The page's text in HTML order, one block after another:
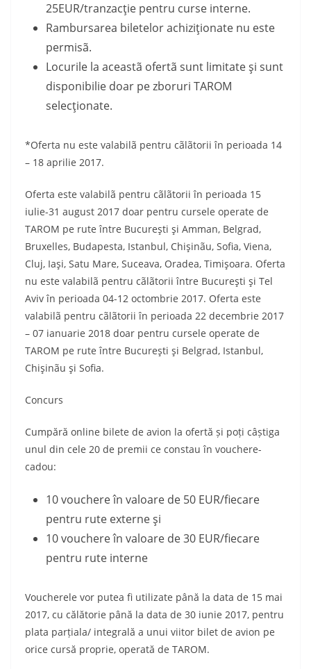
25EUR/tranzacţie pentru curse interne.
Rambursarea biletelor achiziţionate nu este
permisã.
Locurile la aceastã ofertã sunt limitate şi sunt
disponibilie doar pe zboruri TAROM
selecţionate.
*Oferta nu este valabilã pentru cãlãtorii în perioada 14
– 18 aprilie 2017.
Oferta este valabilã pentru cãlãtorii în perioada 15
iulie-31 august 2017 doar pentru cursele operate de
TAROM pe rute între Bucureşti şi Amman, Belgrad,
Bruxelles, Budapesta, Istanbul, Chişinãu, Sofia, Viena,
Cluj, Iaşi, Satu Mare, Suceava, Oradea, Timişoara. Oferta
nu este valabilã pentru cãlãtorii între Bucureşti şi Tel
Aviv în perioada 04-12 octombrie 2017. Oferta este
valabilã pentru cãlãtorii în perioada 22 decembrie 2017
– 07 ianuarie 2018 doar pentru cursele operate de
TAROM pe rute între Bucureşti şi Belgrad, Istanbul,
Chişinãu şi Sofia.
Concurs
Cumpără online bilete de avion la ofertă și poți câștiga
unul din cele 20 de premii ce constau în vouchere-
cadou:
10 vouchere în valoare de 50 EUR/fiecare
pentru rute externe şi
10 vouchere în valoare de 30 EUR/fiecare
pentru rute interne
Voucherele vor putea fi utilizate până la data de 15 mai
2017, cu călătorie până la data de 30 iunie 2017, pentru
plata parțiala/ integrală a unui viitor bilet de avion pe
orice cursă proprie, operată de TAROM.